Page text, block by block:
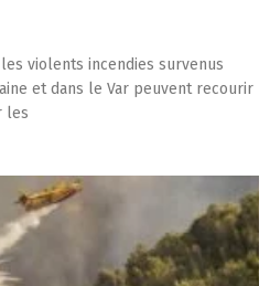
violents incendies survenus
et dans le Var peuvent recourir
les